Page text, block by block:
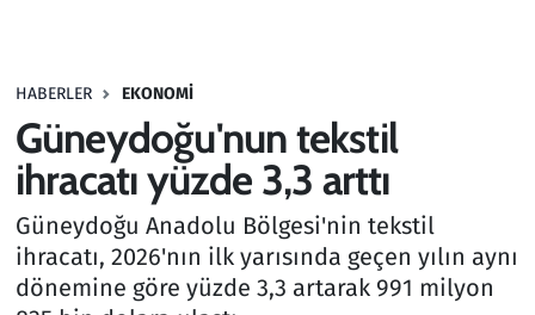
HABERLER EKONOMI
Güneydoğu'nun tekstil
ihracatı yüzde 3,3 arttı
Güneydoğu Anadolu Bölgesi'nin tekstil
ihracatı, 2026'nın ilk yarısında geçen yılın aynı
dönemine göre yüzde 3,3 artarak 991 milyon
Haber
Kültür Sanat
Kurumsal Haberler
Lezzet Durağı